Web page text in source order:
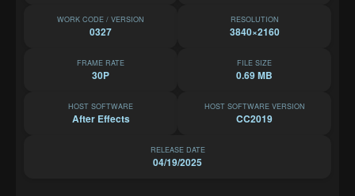
WORK CODE / VERSION
0327
RESOLUTION
3840×2160
FRAME RATE
30P
FILE SIZE
0.69 MB
HOST SOFTWARE
After Effects
HOST SOFTWARE VERSION
CC2019
RELEASE DATE
04/19/2025